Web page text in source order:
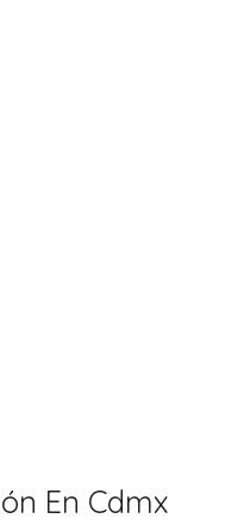
En Cdmx